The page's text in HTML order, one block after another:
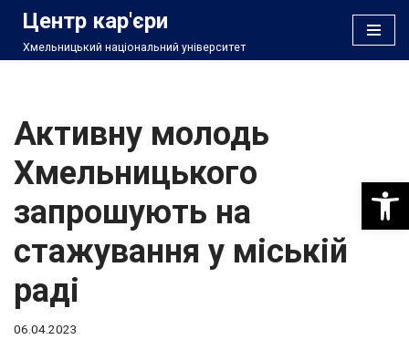
Перейти
Центр кар'єри
Хмельницький національний університет
Активну молодь
Хмельницького
запрошують на
стажування у міській
раді
06.04.2023